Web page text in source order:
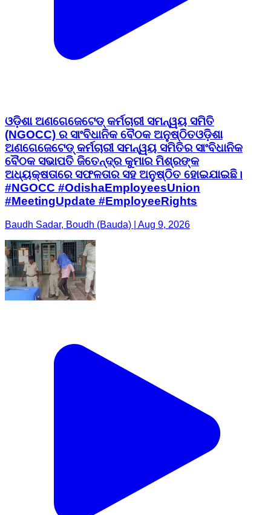
ଓଡ଼ିଶା ଅଣଗେଜେଟେଡ୍ କର୍ମଚାରୀ ସମନ୍ୱୟ ସମିତି
(NGOCC) ର ସାଂବିଧାନିକ ବୈଠକ ଅନୁଷ୍ଠିତ ​ଓଡ଼ିଶା
ଅଣଗେଜେଟେଡ୍ କର୍ମଚାରୀ ସମନ୍ୱୟ ସମିତିର ସାଂବିଧାନିକ
ବୈଠକ ସଭାପତି ଜିତେନ୍ଦ୍ର କୁମାର ମିଶ୍ରଙ୍କ
ଅଧ୍ୟକ୍ଷତାରେ ସଫଳତାର ସହ ଅନୁଷ୍ଠିତ ହୋଇଯାଇଛି।
#NGOCC #OdishaEmployeesUnion
#MeetingUpdate #EmployeeRights
Baudh Sadar, Boudh (Bauda) | Aug 9, 2026